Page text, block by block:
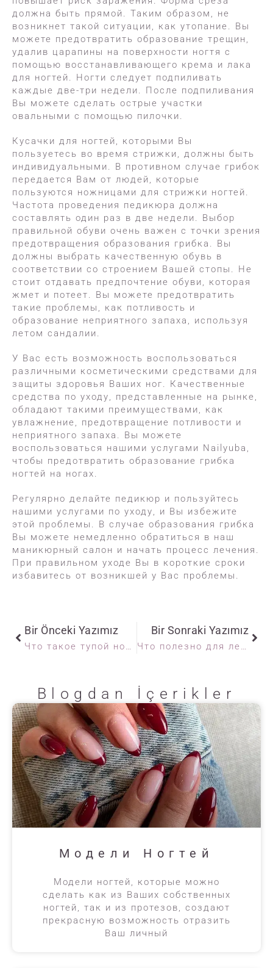
должна быть прямой. Таким образом, не
возникнет такой ситуации, как утопание. Вы
можете предотвратить образование трещин,
удалив царапины на поверхности ногтя с
помощью восстанавливающего крема и лака
для ногтей. Ногти следует подпиливать
каждые две-три недели. После подпиливания
Вы можете сделать острые участки
овальными с помощью пилочки.
Кусачки для ногтей, которыми Вы
пользуетесь во время стрижки, должны быть
индивидуальными. В противном случае грибок
передается Вам от людей, которые
пользуются ножницами для стрижки ногтей.
Частота проведения педикюра должна
составлять один раз в две недели. Выбор
правильной обуви очень важен с точки зрения
предотвращения образования грибка. Вы
должны выбрать качественную обувь в
соответствии со строением Вашей стопы. Не
стоит отдавать предпочтение обуви, которая
жмет и потеет. Вы можете предотвратить
такие проблемы, как потливость и
образование неприятного запаха, используя
летом сандалии.
У Вас есть возможность воспользоваться
различными косметическими средствами для
защиты здоровья Ваших ног. Качественные
средства по уходу, представленные на рынке,
обладают такими преимуществами, как
увлажнение, предотвращение потливости и
неприятного запаха. Вы можете
воспользоваться нашими услугами Nailyuba,
чтобы предотвратить образование грибка
ногтей на ногах.
Регулярно делайте педикюр и пользуйтесь
нашими услугами по уходу, и Вы избежите
этой проблемы. В случае образования грибка
Вы можете немедленно обратиться в наш
маникюрный салон и начать процесс лечения.
При правильном уходе Вы в короткие сроки
избавитесь от возникшей у Вас проблемы.
Bir Önceki Yazımız
Что такое тупой ноготь, как его сделать?
Bir Sonraki Yazımız
Что полезно для лечения мозолей на ногах?
Blogdan İçerikler
Модели Ногтей
Модели ногтей, которые можно
сделать как из Ваших собственных
ногтей, так и из протезов, создают
прекрасную возможность отразить
Ваш личный